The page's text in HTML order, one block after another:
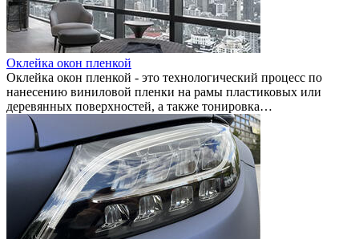
Оклейка окон пленкой
Оклейка окон пленкой - это технологический процесс по
нанесению виниловой пленки на рамы пластиковых или
деревянных поверхностей, а также тонировка…